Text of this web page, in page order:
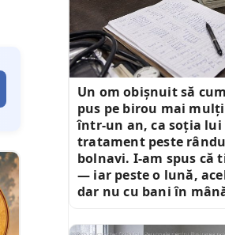
Un om obișnuit să
pus pe birou mai
într-un an, ca soția lui
tratament peste
bolnavi. I-am spus că
— iar peste o lună,
dar nu cu bani în